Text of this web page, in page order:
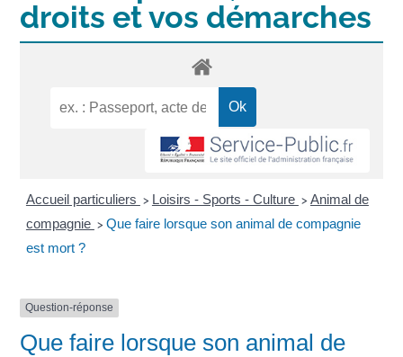
droits et vos démarches
Accueil particuliers > Loisirs - Sports - Culture > Animal de
compagnie > Que faire lorsque son animal de compagnie
est mort ?
Question-réponse
Que faire lorsque son animal de